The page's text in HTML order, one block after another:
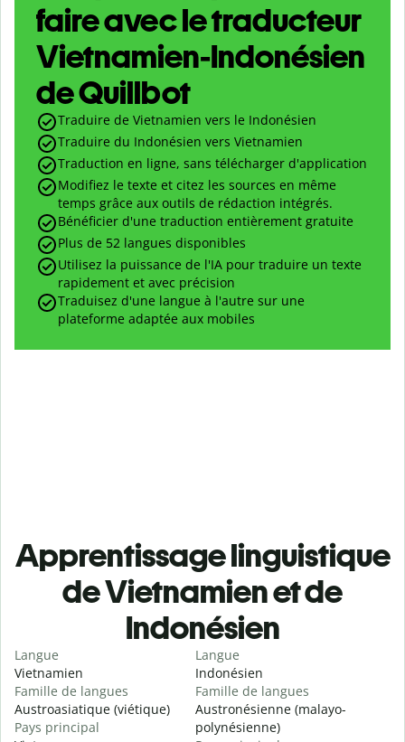
faire avec le traducteur
Vietnamien-Indonésien
de Quillbot
Traduire de Vietnamien vers le Indonésien
Traduire du Indonésien vers Vietnamien
Traduction en ligne, sans télécharger d'application
Modifiez le texte et citez les sources en même
temps grâce aux outils de rédaction intégrés.
Bénéficier d'une traduction entièrement gratuite
Plus de 52 langues disponibles
Utilisez la puissance de l'IA pour traduire un texte
rapidement et avec précision
Traduisez d'une langue à l'autre sur une
plateforme adaptée aux mobiles
Apprentissage linguistique
de Vietnamien et de
Indonésien
Langue
Vietnamien
Famille de langues
Austroasiatique (viétique)
Pays principal
Langue
Indonésien
Famille de langues
Austronésienne (malayo-
polynésienne)